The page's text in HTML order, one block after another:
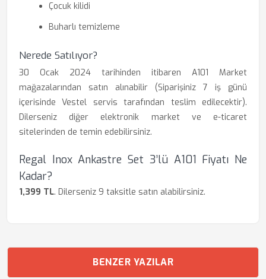
Çocuk kilidi
Buharlı temizleme
Nerede Satılıyor?
30 Ocak 2024 tarihinden itibaren A101 Market
mağazalarından satın alınabilir (Siparişiniz 7 iş günü
içerisinde Vestel servis tarafından teslim edilecektir).
Dilerseniz diğer elektronik market ve e-ticaret
sitelerinden de temin edebilirsiniz.
Regal Inox Ankastre Set 3’lü A101 Fiyatı Ne
Kadar?
1,399 TL. Dilerseniz 9 taksitle satın alabilirsiniz.
BENZER YAZILAR